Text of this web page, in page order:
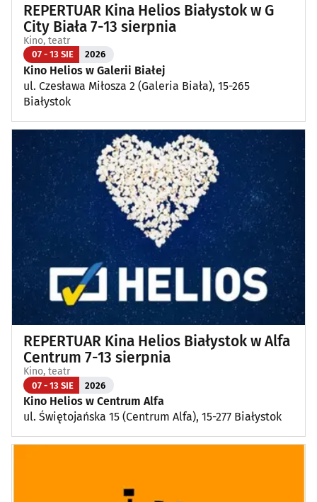
Wystawy(25)
Wydarzenia sportowe i rekreacyjne
Plenerowe, festyny(12)
Dla dzieci(3)
Targi, konferencje(8)
Wykłady, pokazy, imprezy okolicznościowe (13)
Poza Białymstokiem (1)
REPERTUAR Kina Helios Białystok w G
City Biała 7-13 sierpnia
Kino, teatr
07 - 13 SIE 2026
Kino Helios w Galerii Białej
ul. Czesława Miłosza 2 (Galeria Biała), 15-265
Białystok
REPERTUAR Kina Helios Białystok w Alfa
Centrum 7-13 sierpnia
Kino, teatr
07 - 13 SIE 2026
Kino Helios w Centrum Alfa
ul. Świętojańska 15 (Centrum Alfa), 15-277 Białystok